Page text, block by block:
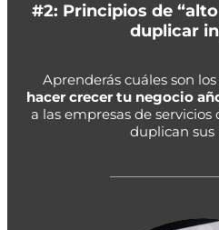
#2: Principios de
duplicar
Aprenderás cuáles son los
hacer crecer tu negocio
a las empresas de
duplican sus